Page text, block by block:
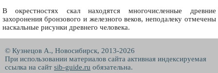
В окрестностях скал находятся многочисленные древние
захоронения бронзового и железного веков, неподалеку отмечены
наскальные рисунки древнего человека.
© Кузнецов А., Новосибирск, 2013-2026
При использовании материалов сайта активная индексируемая
ссылка на сайт sib-guide.ru обязательна.